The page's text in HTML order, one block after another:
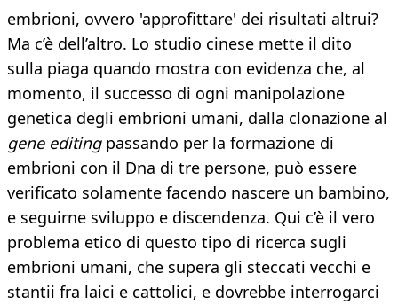
embrioni, ovvero 'approfittare' dei risultati altrui?
Ma c’è dell’altro. Lo studio cinese mette il dito
sulla piaga quando mostra con evidenza che, al
momento, il successo di ogni manipolazione
genetica degli embrioni umani, dalla clonazione al
gene editingpassando per la formazione di
embrioni con il Dna di tre persone, può essere
verificato solamente facendo nascere un bambino,
e seguirne sviluppo e discendenza. Qui c’è il vero
problema etico di questo tipo di ricerca sugli
embrioni umani, che supera gli steccati vecchi e
stantii fra laici e cattolici, e dovrebbe interrogarci